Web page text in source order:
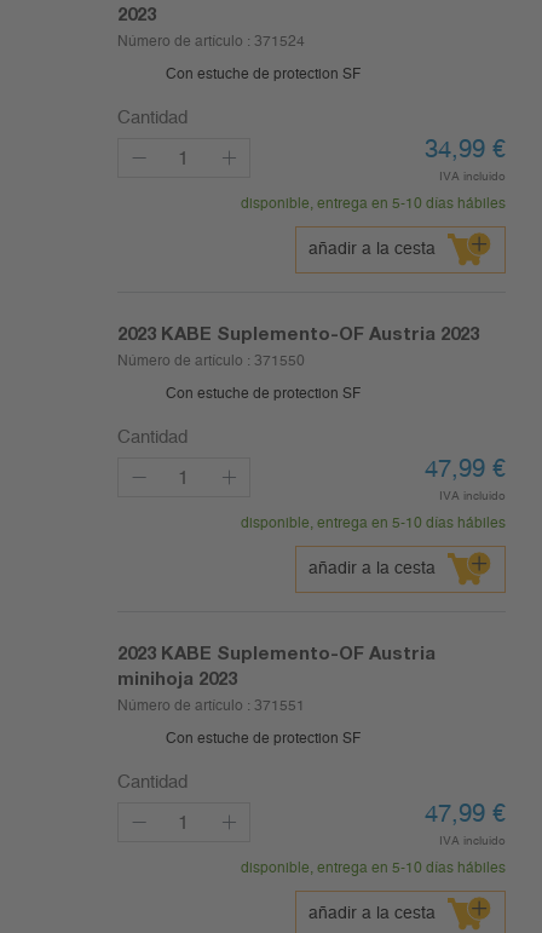
2023
Número de artículo : 371524
Con estuche de protection SF
Cantidad
34,99 €
IVA incluido
disponible, entrega en 5-10 días hábiles
añadir a la cesta
2023 KABE Suplemento-OF Austria 2023
Número de artículo : 371550
Con estuche de protection SF
Cantidad
47,99 €
IVA incluido
disponible, entrega en 5-10 días hábiles
añadir a la cesta
2023 KABE Suplemento-OF Austria
minihoja 2023
Número de artículo : 371551
Con estuche de protection SF
Cantidad
47,99 €
IVA incluido
disponible, entrega en 5-10 días hábiles
añadir a la cesta